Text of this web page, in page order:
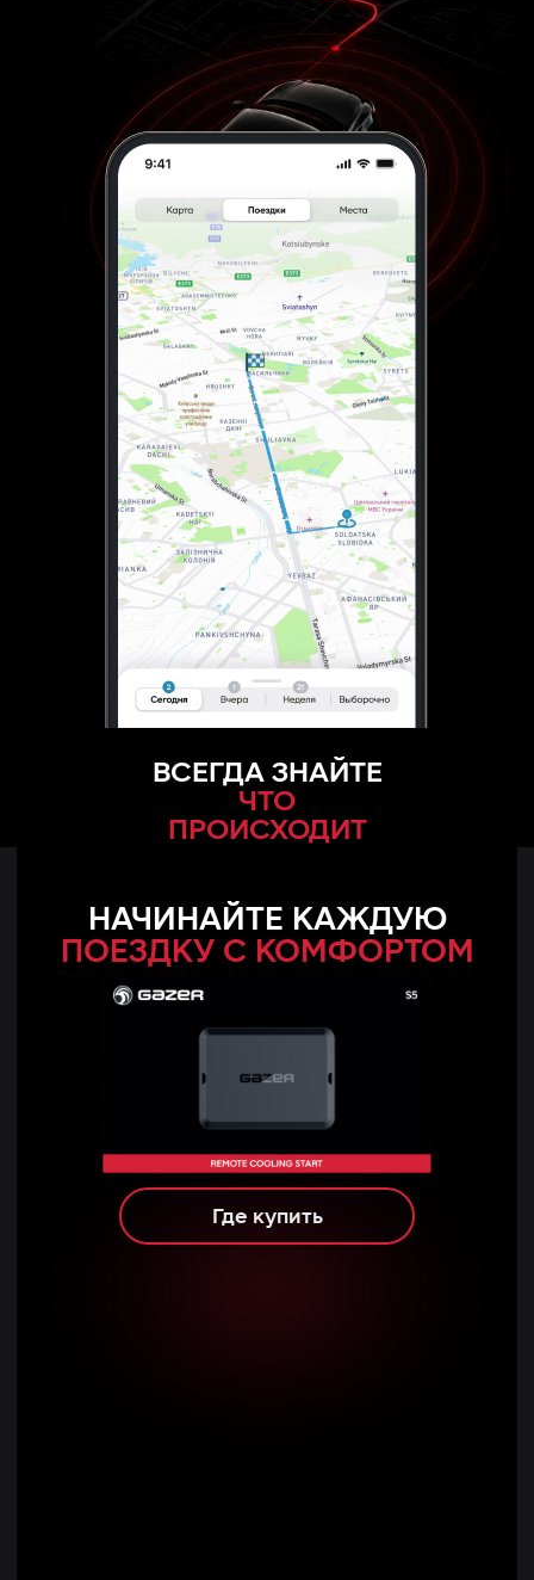
ВСЕГДА ЗНАЙТЕ
ЧТО
ПРОИСХОДИТ
НАЧИНАЙТЕ КАЖДУЮ
ПОЕЗДКУ С КОМФОРТОМ
Где купить